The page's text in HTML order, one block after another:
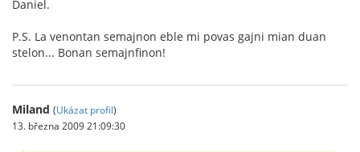
Daniel.
P.S. La venontan semajnon eble mi povas gajni mian duan
stelon... Bonan semajnfinon!
Miland (Ukázat profil)
13. března 2009 21:09:30